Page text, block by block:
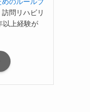
問リハビリ
以上経験が